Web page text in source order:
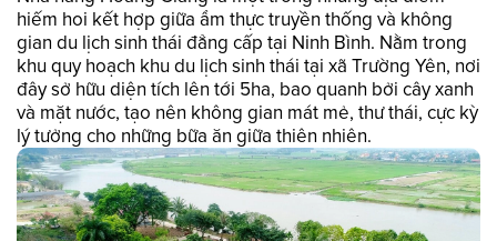
hiếm hoi kết hợp giữa ẩm thực truyền thống và không
gian du lịch sinh thái đẳng cấp tại Ninh Bình. Nằm trong
khu quy hoạch khu du lịch sinh thái tại xã Trường Yên, nơi
đây sở hữu diện tích lên tới 5ha, bao quanh bởi cây xanh
và mặt nước, tạo nên không gian mát mẻ, thư thái, cực kỳ
lý tưởng cho những bữa ăn giữa thiên nhiên.